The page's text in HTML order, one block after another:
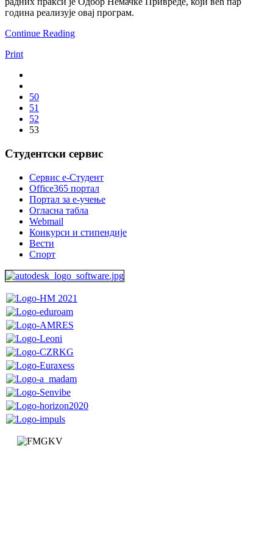
година реализује овај програм.
Continue Reading
Print
50
51
52
53
Студентски сервис
Сервис е-Студент
Office365 портал
Портал за е-учење
Огласна табла
Webmail
Конкурси и стипендије
Вести
Спорт